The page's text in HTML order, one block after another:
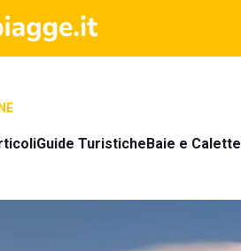
Guide TuristicheBaie e Calette